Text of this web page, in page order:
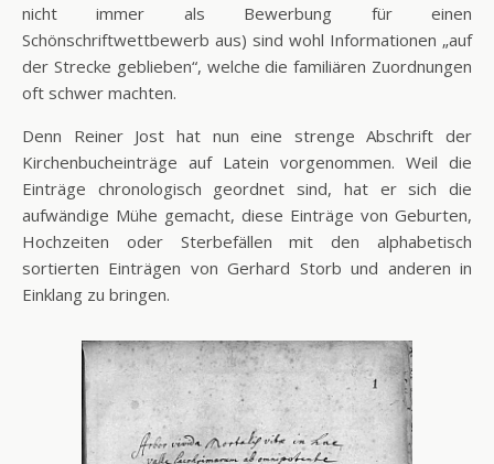
nicht immer als Bewerbung für einen
Schönschriftwettbewerb aus) sind wohl Informationen „auf
der Strecke geblieben“, welche die familiären Zuordnungen
oft schwer machten.
Denn Reiner Jost hat nun eine strenge Abschrift der
Kirchenbucheinträge auf Latein vorgenommen. Weil die
Einträge chronologisch geordnet sind, hat er sich die
aufwändige Mühe gemacht, diese Einträge von Geburten,
Hochzeiten oder Sterbefällen mit den alphabetisch
sortierten Einträgen von Gerhard Storb und anderen in
Einklang zu bringen.